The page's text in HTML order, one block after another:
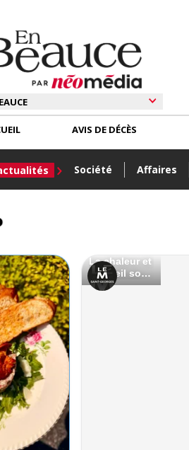
Société Affaires
AVIS DE DÉCÈS